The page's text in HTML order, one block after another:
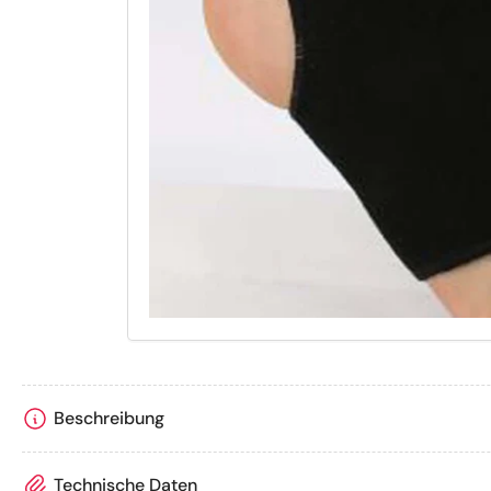
Beschreibung
Technische Daten